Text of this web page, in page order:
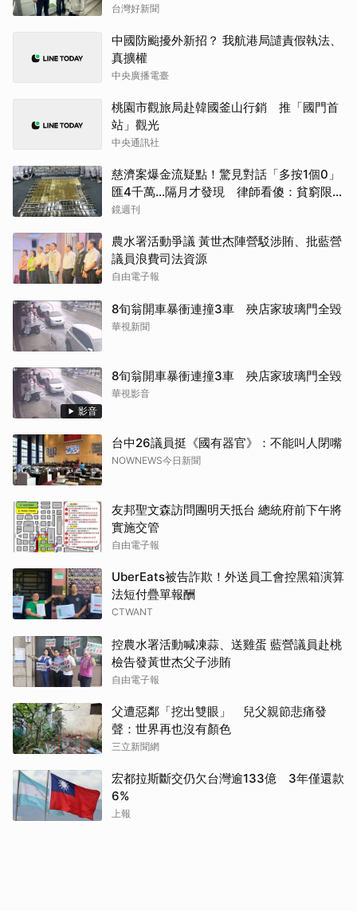
台灣好新聞
中國防颱擾外新招？ 我航港局譴責假執法、
真擴權
中央廣播電臺
桃園市觀旅局赴韓國釜山行銷 推「國門首
站」觀光
中央通訊社
慈濟案爆金流疑點！驚見對話「多按1個0」
匯4千萬…隔月才發現 律師看傻：貧窮限制
想像
鏡週刊
農水署活動爭議 黃世杰陣營駁涉賄、批藍營
議員浪費司法資源
自由電子報
8旬翁開車暴衝連撞3車 殃店家玻璃門全毀
華視新聞
影音
8旬翁開車暴衝連撞3車 殃店家玻璃門全毀
華視影音
台中26議員挺《國有器官》：不能叫人閉嘴
NOWNEWS今日新聞
友邦聖文森訪問團明天抵台 總統府前下午將
實施交管
自由電子報
UberEats被告詐欺！外送員工會控黑箱演算
法短付疊單報酬
CTWANT
控農水署活動喊凍蒜、送雞蛋 藍營議員赴桃
檢告發黃世杰父子涉賄
自由電子報
父遭惡鄰「挖出雙眼」 兒父親節悲痛發
聲：世界再也沒有顏色
三立新聞網
宏都拉斯斷交仍欠台灣逾133億 3年僅還款
6%
上報